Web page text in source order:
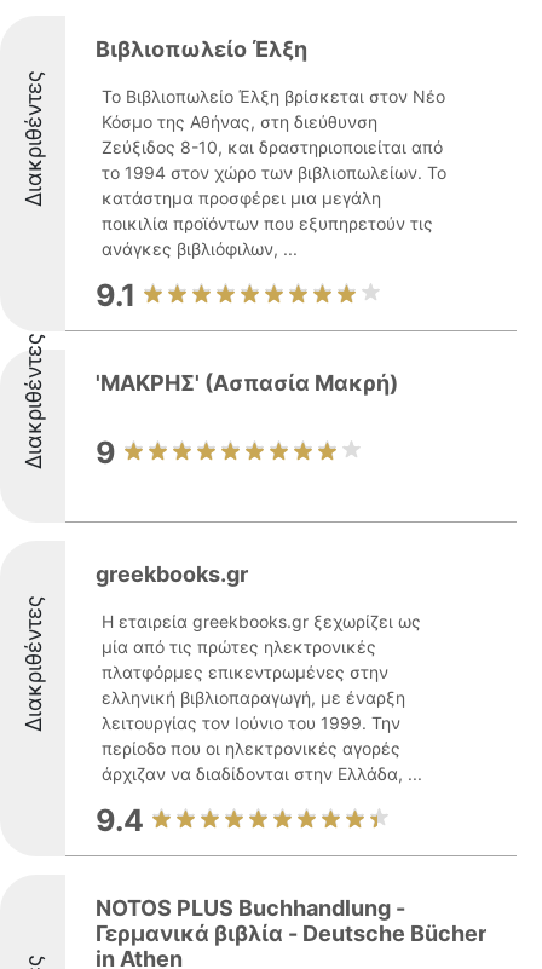
Διακριθέντες
Βιβλιοπωλείο Έλξη
Το Βιβλιοπωλείο Έλξη βρίσκεται στον Νέο
Κόσμο της Αθήνας, στη διεύθυνση
Ζεύξιδος 8-10, και δραστηριοποιείται από
το 1994 στον χώρο των βιβλιοπωλείων. Το
κατάστημα προσφέρει μια μεγάλη
ποικιλία προϊόντων που εξυπηρετούν τις
ανάγκες βιβλιόφιλων, ...
9.1
Διακριθέντες 'ΜΑΚΡΗΣ' (Ασπασία Μακρή)
9
Διακριθέντες
greekbooks.gr
Η εταιρεία greekbooks.gr ξεχωρίζει ως
μία από τις πρώτες ηλεκτρονικές
πλατφόρμες επικεντρωμένες στην
ελληνική βιβλιοπαραγωγή, με έναρξη
λειτουργίας τον Ιούνιο του 1999. Την
περίοδο που οι ηλεκτρονικές αγορές
άρχιζαν να διαδίδονται στην Ελλάδα, ...
9.4
NOTOS PLUS Buchhandlung -
Γερμανικά βιβλία - Deutsche Bücher
in Athen